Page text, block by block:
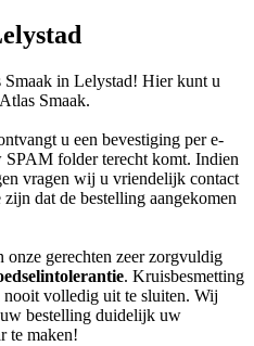
in Lelystad! Hier kunt u
Smaak.
u een bevestiging per e-
folder terecht komt. Indien
vragen wij u vriendelijk contact
dat de bestelling aangekomen
gerechten zeer zorgvuldig
. Kruisbesmetting
nooit volledig uit te sluiten. Wij
bestelling duidelijk uw
te maken!